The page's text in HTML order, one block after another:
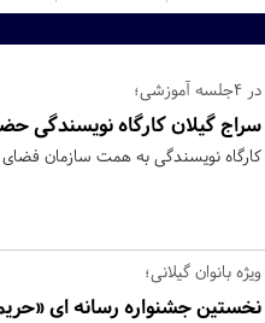
در 4جلسه آموزشی؛
سراج گیلان کارگاه نویسندگی
کارگاه نویسندگی به همت سازمان فضای
ویژه بانوان گیلانی؛
نخستین جشنواره رسانه ای